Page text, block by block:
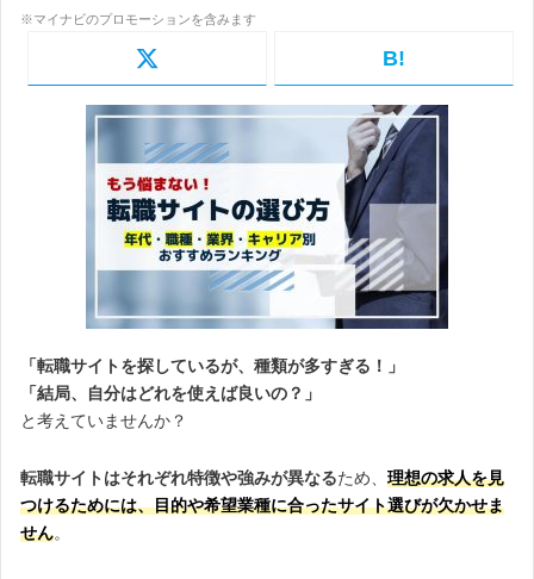
B!
「転職サイトを探しているが、種類が多すぎる！」
「結局、自分はどれを使えば良いの？」
と考えていませんか？
転職サイトはそれぞれ特徴や強みが異なるため、 理想の求人を見
つけるためには、目的や希望業種に合ったサイト選びが欠かせま
せん。